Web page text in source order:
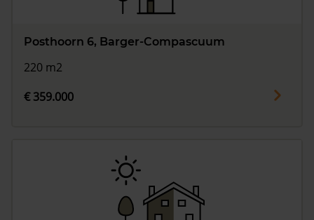
Posthoorn 6, Barger-Compascuum
220 m2
€ 359.000